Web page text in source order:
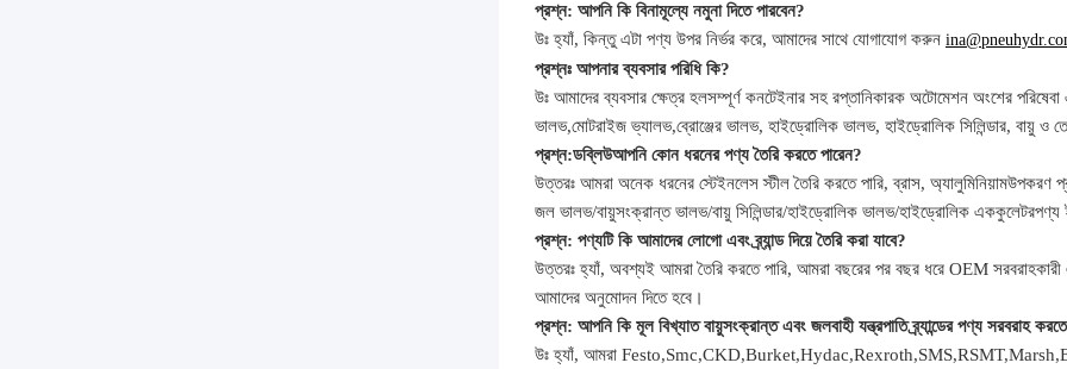
প্রশ্ন: আপনি কি বিনামূল্যে নমুনা দিতে পারবেন?
উঃ হ্যাঁ, কিন্তু এটা পণ্য উপর নির্ভর করে, আমাদের সাথে যোগাযোগ করুন
প্রশ্নঃ আপনার ব্যবসার পরিধি কি?
উঃ আমাদের ব্যবসার ক্ষেত্র হলসম্পূর্ণ কনটেইনার সহ রপ্তানিকারক অটোমেশন অংশের পরিষেবা
ভালভ,মোটরাইজ ভ্যালভ,ব্রোঞ্জের ভালভ, হাইড্রোলিক ভালভ, হাইড্রোলিক সিলিন্ডার, বায়ু ও
প্রশ্ন:ডব্লিউআপনি কোন ধরনের পণ্য তৈরি করতে পারেন?
উত্তরঃ আমরা অনেক ধরনের স্টেইনলেস স্টীল তৈরি করতে পারি, ব্রাস, অ্যালুমিনিয়ামউপকরণ
জল ভালভ/বায়ুসংক্রান্ত ভালভ/বায়ু সিলিন্ডার/হাইড্রোলিক ভালভ/হাইড্রোলিক এককুলেটরপণ্য
প্রশ্ন: পণ্যটি কি আমাদের লোগো এবং ব্র্যান্ড দিয়ে তৈরি করা যাবে?
উত্তরঃ হ্যাঁ, অবশ্যই আমরা তৈরি করতে পারি, আমরা বছরের পর বছর ধরে OEM
আমাদের অনুমোদন দিতে হবে।
প্রশ্ন: আপনি কি মূল বিখ্যাত বায়ুসংক্রান্ত এবং জলবাহী যন্ত্রপাতি ব্র্যান্ডের পণ্য সরবরাহ
উঃ হ্যাঁ, আমরা